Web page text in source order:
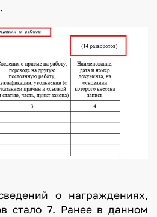
о награждениях,
стало 7. Ранее в данном